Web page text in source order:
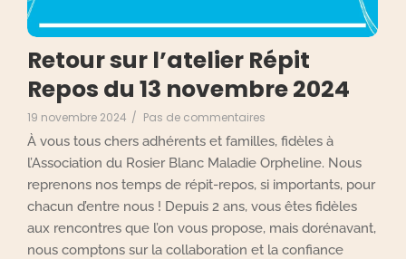
Retour sur l’atelier Répit
Repos du 13 novembre 2024
19 novembre 2024 / Pas de commentaires
À vous tous chers adhérents et familles, fidèles à
l’Association du Rosier Blanc Maladie Orpheline. Nous
reprenons nos temps de répit-repos, si importants, pour
chacun d’entre nous ! Depuis 2 ans, vous êtes fidèles
aux rencontres que l’on vous propose, mais dorénavant,
nous comptons sur la collaboration et la confiance